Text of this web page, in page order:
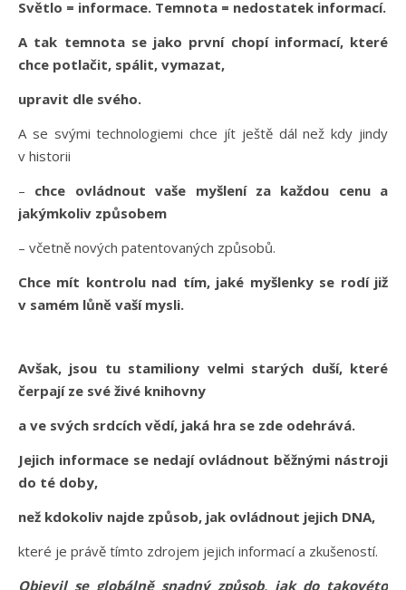
Světlo = informace. Temnota = nedostatek informací.
A tak temnota se jako první chopí informací, které
chce potlačit, spálit, vymazat,
upravit dle svého.
A se svými technologiemi chce jít ještě dál než kdy jindy
v historii
– chce ovládnout vaše myšlení za každou cenu a
jakýmkoliv způsobem
– včetně nových patentovaných způsobů.
Chce mít kontrolu nad tím, jaké myšlenky se rodí již
v samém lůně vaší mysli.
Avšak, jsou tu stamiliony velmi starých duší, které
čerpají ze své živé knihovny
a ve svých srdcích vědí, jaká hra se zde odehrává.
Jejich informace se nedají ovládnout běžnými nástroji
do té doby,
než kdokoliv najde způsob, jak ovládnout jejich DNA,
které je právě tímto zdrojem jejich informací a zkušeností.
Objevil se globálně snadný způsob, jak do takovéto